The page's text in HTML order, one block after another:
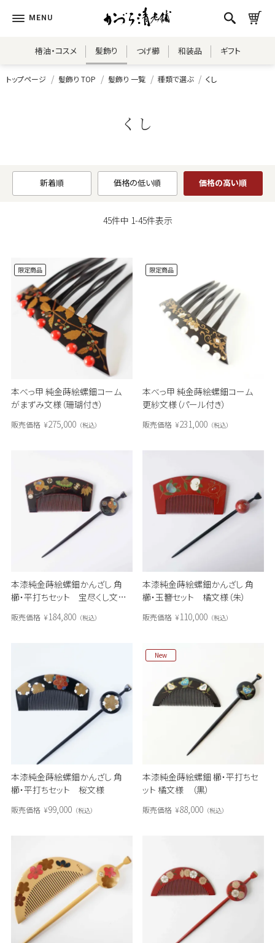
椿油・コスメ 髪飾り つげ櫛 和装品 ギフト
トップページ 髪飾り TOP 髪飾り 一覧 種類で選ぶ くし
くし
新着順 価格の低い順 価格の高い順
45件中 1-45件表示
本べっ甲 純金蒔絵螺鈿コーム
がまずみ文様（珊瑚付き）
限定商品
販売価格 ¥275,000 税込
本べっ甲 純金蒔絵螺鈿コーム
更紗文様（パール付き）
限定商品
販売価格 ¥231,000 税込
本漆純金蒔絵螺鈿かんざし 角
櫛・平打ちセット 宝尽くし文様
販売価格 ¥184,800 税込
本漆純金蒔絵螺鈿かんざし 角
櫛・玉簪セット 橘文様（朱）
販売価格 ¥110,000 税込
本漆純金蒔絵螺鈿かんざし 角
櫛・平打ちセット 桜文様
販売価格 ¥99,000 税込
本漆純金蒔絵螺鈿 櫛・平打ちセ
ット 橘文様 （黒）
New
販売価格 ¥88,000 税込